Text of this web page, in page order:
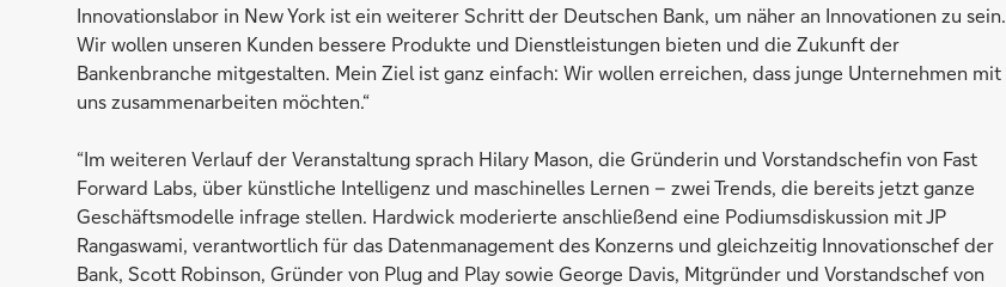
Innovationslabor in New York ist ein weiterer Schritt der Deutschen Bank, um näher an Innovationen zu sein.
Wir wollen unseren Kunden bessere Produkte und Dienstleistungen bieten und die Zukunft der
Bankenbranche mitgestalten. Mein Ziel ist ganz einfach: Wir wollen erreichen, dass junge Unternehmen mit
uns zusammenarbeiten möchten.“
“Im weiteren Verlauf der Veranstaltung sprach Hilary Mason, die Gründerin und Vorstandschefin von Fast
Forward Labs, über künstliche Intelligenz und maschinelles Lernen – zwei Trends, die bereits jetzt ganze
Geschäftsmodelle infrage stellen. Hardwick moderierte anschließend eine Podiumsdiskussion mit JP
Rangaswami, verantwortlich für das Datenmanagement des Konzerns und gleichzeitig Innovationschef der
Bank, Scott Robinson, Gründer von Plug and Play sowie George Davis, Mitgründer und Vorstandschef von